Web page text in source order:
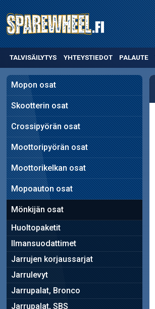
TALVISÄILYTYS YHTEYSTIEDOT PALAUTE
Mopon osat
Skootterin osat
Crossipyörän osat
Moottoripyörän osat
Moottorikelkan osat
Mopoauton osat
Mönkijän osat
Huoltopaketit
Ilmansuodattimet
Jarrujen korjaussarjat
Jarrulevyt
Jarrupalat, Bronco
Jarrupalat, SBS